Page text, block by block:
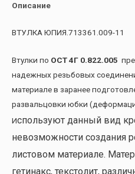
Описание
ВТУЛКА ЮПИЯ.713361.009-11
Втулки по ОСТ 4Г 0.822.005
надежных резьбовых
материале в заранее
развальцовки юбки
Используют данный вид
невозможности создания
листовом материале.
гетинакс, текстолит,